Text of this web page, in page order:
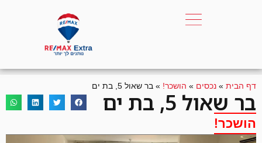
דף הבית » נכסים » הושכר! » בר שאול 5, בת ים
בר שאול 5, בת ים
הושכר!